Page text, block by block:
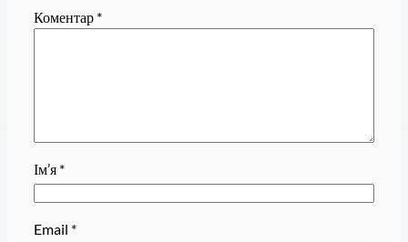
Коментар *
Ім’я *
Email *